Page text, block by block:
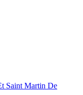
Saint Martin De